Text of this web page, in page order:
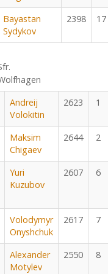
Bayastan
Sydykov
2398 17
Andreij
Volokitin
2623 1
Maksim
Chigaev
2644 2
Yuri
Kuzubov
2607 6
Volodymyr
Onyshchuk
2617 7
Alexander
Motylev
2550 8